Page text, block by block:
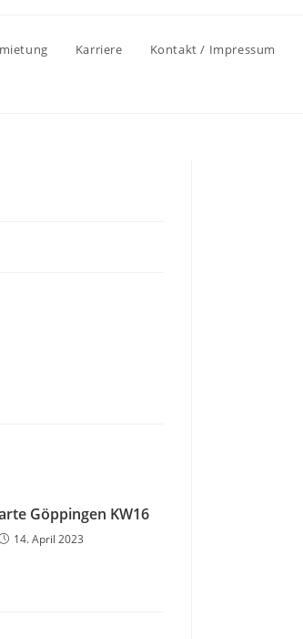
Karriere Kontakt / Impressum
Göppingen KW16
14. April 2023